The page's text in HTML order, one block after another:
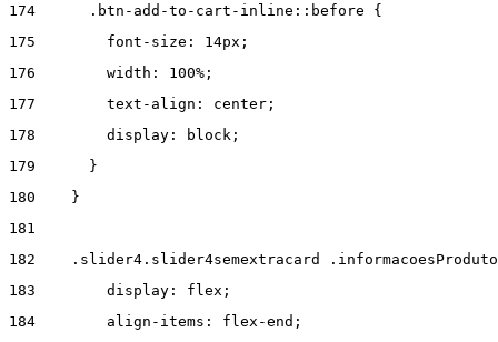
174
      .btn-add-to-cart-inline::before {
175
        font-size: 14px;
176
        width: 100%;
177
        text-align: center;
178
        display: block;
179
      }
180
    }
181
182
.slider4.slider4semextracard
183
        display: flex;
184
        align-items: flex-end;